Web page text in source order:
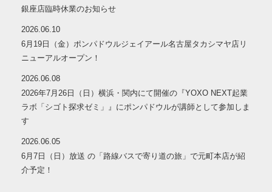
銀座店臨時休業のお知らせ
2026.06.10
6月19日（金）ポンパドウルジェイアール名古屋タカシマヤ店リ
ニューアルオープン！
2026.06.08
2026年7月26日（日）横浜・関内にて開催の『YOXO NEXT起業
ラボ「シゴト探求ゼミ」』にポンパドウルが講師として参加しま
す
2026.06.05
6月7日（日）放送 の「路線バスで寄り道の旅」で元町本店が紹
介予定！